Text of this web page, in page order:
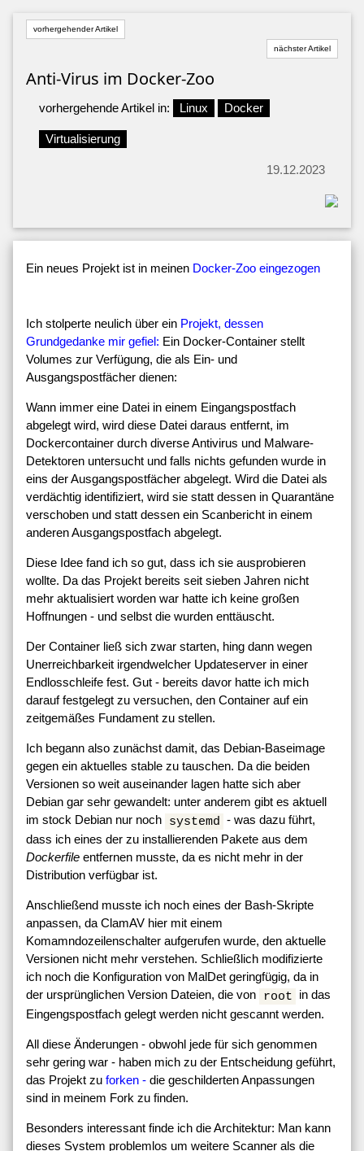
vorhergehender Artikel
nächster Artikel
Anti-Virus im Docker-Zoo
vorhergehende Artikel in: Linux Docker
Virtualisierung
19.12.2023
Ein neues Projekt ist in meinen Docker-Zoo eingezogen
Ich stolperte neulich über ein Projekt, dessen
Grundgedanke mir gefiel: Ein Docker-Container stellt
Volumes zur Verfügung, die als Ein- und
Ausgangspostfächer dienen:
Wann immer eine Datei in einem Eingangspostfach
abgelegt wird, wird diese Datei daraus entfernt, im
Dockercontainer durch diverse Antivirus und Malware-
Detektoren untersucht und falls nichts gefunden wurde in
eins der Ausgangspostfächer abgelegt. Wird die Datei als
verdächtig identifiziert, wird sie statt dessen in Quarantäne
verschoben und statt dessen ein Scanbericht in einem
anderen Ausgangspostfach abgelegt.
Diese Idee fand ich so gut, dass ich sie ausprobieren
wollte. Da das Projekt bereits seit sieben Jahren nicht
mehr aktualisiert worden war hatte ich keine großen
Hoffnungen - und selbst die wurden enttäuscht.
Der Container ließ sich zwar starten, hing dann wegen
Unerreichbarkeit irgendwelcher Updateserver in einer
Endlosschleife fest. Gut - bereits davor hatte ich mich
darauf festgelegt zu versuchen, den Container auf ein
zeitgemäßes Fundament zu stellen.
Ich begann also zunächst damit, das Debian-Baseimage
gegen ein aktuelles stable zu tauschen. Da die beiden
Versionen so weit auseinander lagen hatte sich aber
Debian gar sehr gewandelt: unter anderem gibt es aktuell
im stock Debian nur noch systemd - was dazu führt,
dass ich eines der zu installierenden Pakete aus dem
Dockerfile entfernen musste, da es nicht mehr in der
Distribution verfügbar ist.
Anschließend musste ich noch eines der Bash-Skripte
anpassen, da ClamAV hier mit einem
Komamndozeilenschalter aufgerufen wurde, den aktuelle
Versionen nicht mehr verstehen. Schließlich modifizierte
ich noch die Konfiguration von MalDet geringfügig, da in
der ursprünglichen Version Dateien, die von root in das
Eingengspostfach gelegt werden nicht gescannt werden.
All diese Änderungen - obwohl jede für sich genommen
sehr gering war - haben mich zu der Entscheidung geführt,
das Projekt zu forken - die geschilderten Anpassungen
sind in meinem Fork zu finden.
Besonders interessant finde ich die Architektur: Man kann
dieses System problemlos um weitere Scanner als die